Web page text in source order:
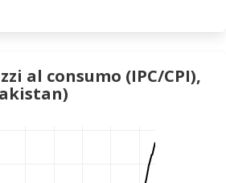
al consumo (IPC/CPI),